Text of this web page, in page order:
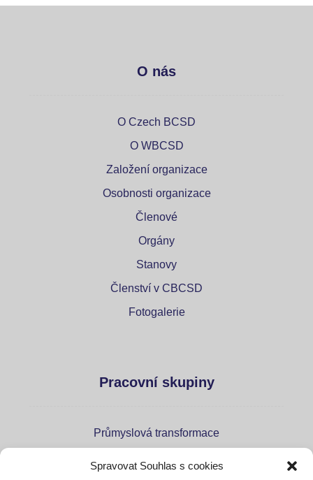
Spravovat Souhlas s cookies
O nás
O Czech BCSD
O WBCSD
Založení organizace
Osobnosti organizace
Členové
Orgány
Stanovy
Členství v CBCSD
Fotogalerie
Pracovní skupiny
Průmyslová transformace